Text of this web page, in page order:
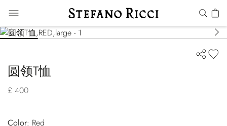
圆领T恤
£ 400
Color:
red